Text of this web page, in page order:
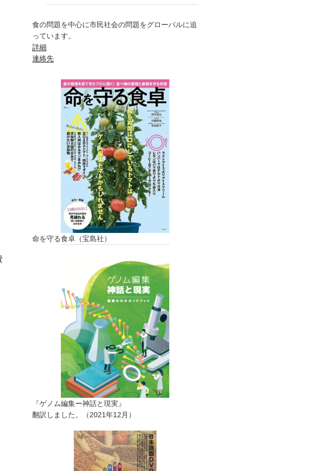
食の問題を中心に市民社会の問題をグローバルに追
っています。
詳細
連絡先
命を守る食卓（宝島社）
『ゲノム編集ー神話と現実』
翻訳しました。（2021年12月）